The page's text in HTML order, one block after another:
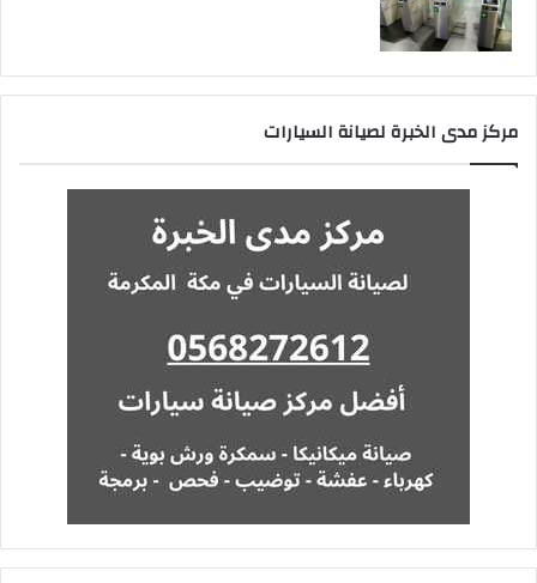
مركز مدى الخبرة لصيانة السيارات